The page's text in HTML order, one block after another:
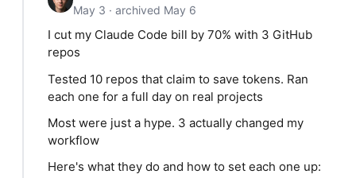
May 3 · archived May 6
I cut my Claude Code bill by 70% with 3 GitHub
repos
Tested 10 repos that claim to save tokens. Ran
each one for a full day on real projects
Most were just a hype. 3 actually changed my
workflow
Here's what they do and how to set each one up: